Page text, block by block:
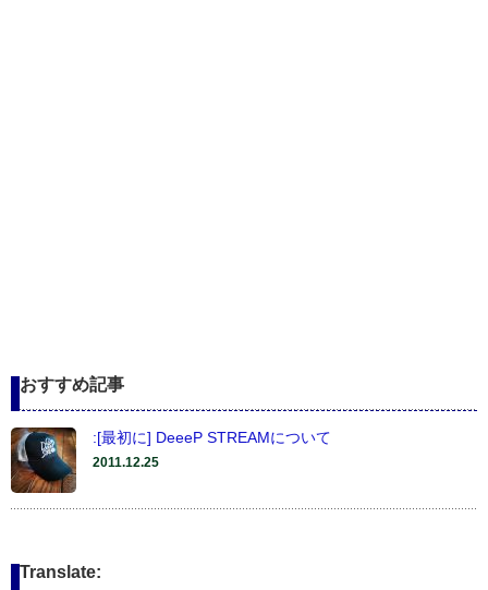
おすすめ記事
:[最初に] DeeeP STREAMについて
2011.12.25
Translate: